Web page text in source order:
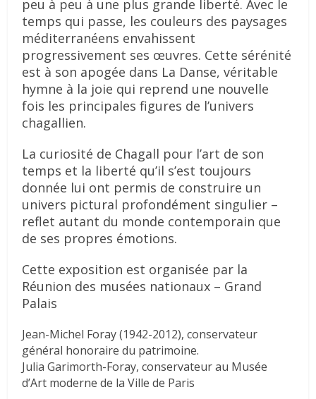
peu à peu à une plus grande liberté. Avec le
temps qui passe, les couleurs des paysages
méditerranéens envahissent
progressivement ses œuvres. Cette sérénité
est à son apogée dans La Danse, véritable
hymne à la joie qui reprend une nouvelle
fois les principales figures de l’univers
chagallien.
La curiosité de Chagall pour l’art de son
temps et la liberté qu’il s’est toujours
donnée lui ont permis de construire un
univers pictural profondément singulier –
reflet autant du monde contemporain que
de ses propres émotions.
Cette exposition est organisée par la
Réunion des musées nationaux – Grand
Palais
Jean-Michel Foray (1942-2012), conservateur
général honoraire du patrimoine.
Julia Garimorth-Foray, conservateur au Musée
d’Art moderne de la Ville de Paris